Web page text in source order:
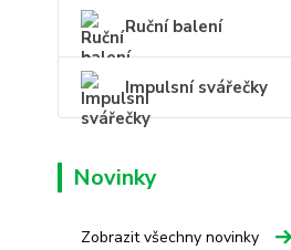
Ruční balení
Impulsní svářečky
Novinky
Zobrazit všechny novinky